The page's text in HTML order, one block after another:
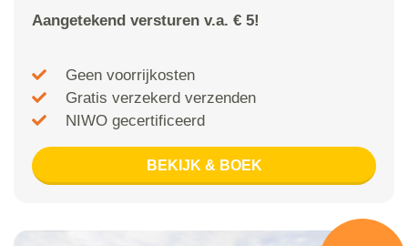
Aangetekend versturen v.a. € 5!
Geen voorrijkosten
Gratis verzekerd verzenden
NIWO gecertificeerd
BEKIJK & BOEK